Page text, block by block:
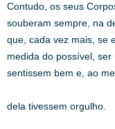
Contudo, os seus
souberam sempre, na
que, cada vez mais, se
medida do possível,
sentissem bem e, ao
dela tivessem orgulho.